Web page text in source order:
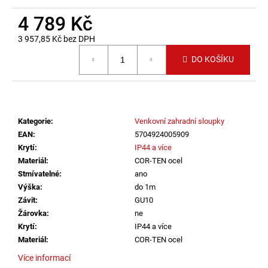
4 789 Kč
3 957,85 Kč bez DPH
DO KOŠÍKU
Kategorie:
Venkovní zahradní sloupky
EAN:
5704924005909
Krytí:
IP44 a více
Materiál:
COR-TEN ocel
Stmívatelné:
ano
Výška:
do 1m
Závit:
GU10
Žárovka:
ne
Krytí:
IP44 a více
Materiál: COR-TEN ocel
Více informací
e
PÁSEK
24V
RGBW
9,6W
IP65
BALENÍ:
5M
BALENÍ
Kč